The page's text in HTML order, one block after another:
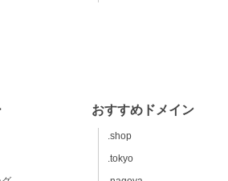
おすすめドメイン
.shop
.tokyo